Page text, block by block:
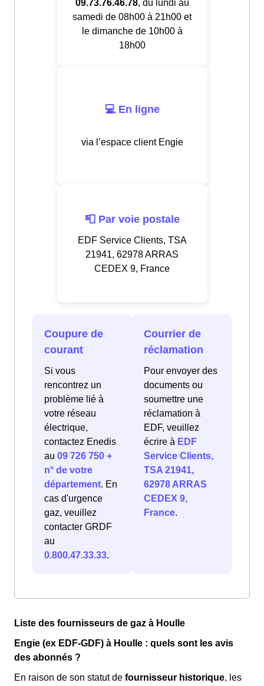
09.73.76.46.78, du lundi au
samedi de 08h00 à 21h00 et
le dimanche de 10h00 à
18h00
💻 En ligne
via l’espace client Engie
📮 Par voie postale
EDF Service Clients, TSA
21941, 62978 ARRAS
CEDEX 9, France
Coupure de
courant
Si vous
rencontrez un
problème lié à
votre réseau
électrique,
contactez Enedis
au 09 726 750 +
n° de votre
département. En
cas d'urgence
gaz, veuillez
contacter GRDF
au
0.800.47.33.33.
Courrier de
réclamation
Pour envoyer des
documents ou
soumettre une
réclamation à
EDF, veuillez
écrire à EDF
Service Clients,
TSA 21941,
62978 ARRAS
CEDEX 9,
France.
Liste des fournisseurs de gaz à Houlle
Engie (ex EDF-GDF) à Houlle : quels sont les avis
des abonnés ?
En raison de son statut de fournisseur historique, les